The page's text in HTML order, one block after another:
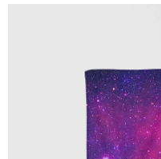
hvězdiček.